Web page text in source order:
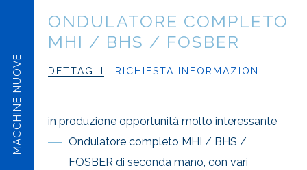
MACCHINE NUOVE
ONDULATORE COMPLETO
MHI / BHS / FOSBER
DETTAGLI RICHIESTA INFORMAZIONI
in produzione opportunità molto interessante
Ondulatore completo MHI / BHS /
FOSBER di seconda mano, con vari